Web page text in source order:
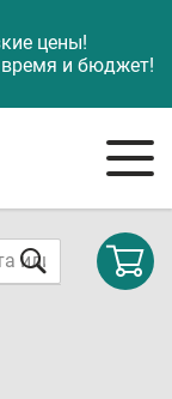
цены!
и бюджет!